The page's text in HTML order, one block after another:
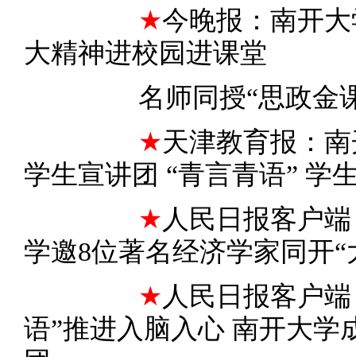
★今晚报：南开
大精神进校园进课堂
名师同授“思政金
★天津教育报：
学生宣讲团 “青言青语” 学
★ 人 民日报客户
学邀8位著名经济学家同开“
★ 人民日报客户
语”推进入脑入心 南开大学